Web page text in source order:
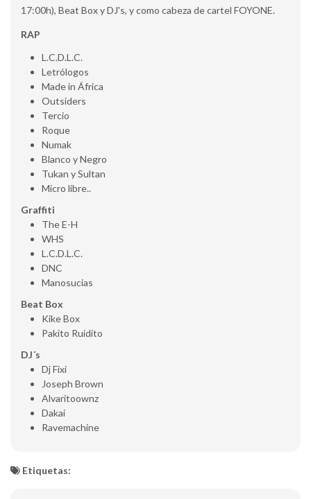
17:00h), Beat Box y DJ's, y como cabeza de cartel FOYONE.
RAP
L.C.D.L.C.
Letrólogos
Made in África
Outsiders
Tercio
Roque
Numak
Blanco y Negro
Tukan y Sultan
Micro libre..
Graffiti
The E-H
WHS
L.C.D.L.C.
DNC
Manosucias
Beat Box
Kike Box
Pakito Ruidito
DJ´s
Dj Fixi
Joseph Brown
Alvaritoownz
Dakai
Ravemachine
Etiquetas: